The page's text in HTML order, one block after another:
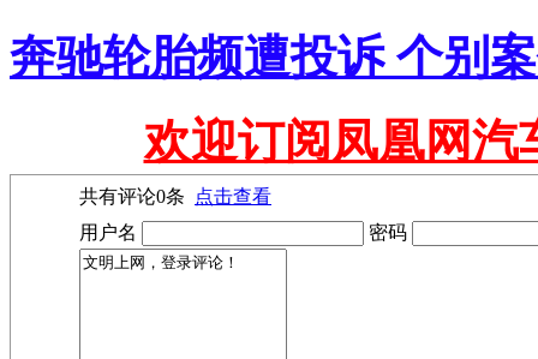
奔驰轮胎频遭投诉 个别
欢迎订阅凤凰网汽
共有评论0条
点击查看
用户名
密码